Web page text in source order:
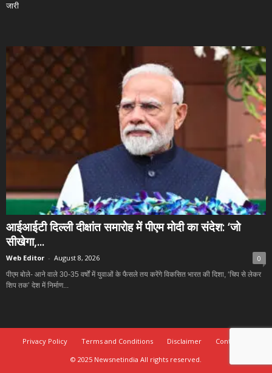
जारी
आईआईटी दिल्ली दीक्षांत समारोह में पीएम मोदी का संदेश: ‘जो
सीखेगा,...
Web Editor - August 8, 2026 0
पीएम बोले- आने वाले 30-35 वर्षों में युवाओं के फैसले तय करेंगे विकसित भारत की दिशा, ‘चिप से लेकर
शिप तक’ देश में निर्माण...
Privacy Policy Terms and Conditions Disclaimer
Contact Us
© 2025 Newsnetindia All rights reserved.